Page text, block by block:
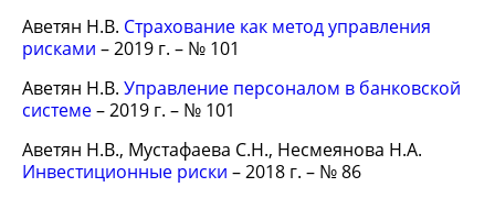
Аветян Н.В. Страхование как метод управления
рисками – 2019 г. – № 101
Аветян Н.В. Управление персоналом в банковской
системе– 2019 г. – № 101
Аветян Н.В., Мустафаева С.Н., Несмеянова Н.А.
Инвестиционные риски – 2018 г. – № 86